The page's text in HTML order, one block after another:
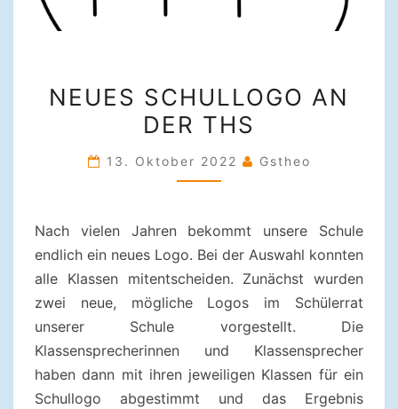
SCHULLOGO
AN
NEUES SCHULLOGO AN
DER THS
13. Oktober 2022 Gstheo
Nach vielen Jahren bekommt unsere Schule
endlich ein neues Logo. Bei der Auswahl konnten
alle Klassen mitentscheiden. Zunächst wurden
zwei neue, mögliche Logos im Schülerrat
unserer Schule vorgestellt. Die
Klassensprecherinnen und Klassensprecher
haben dann mit ihren jeweiligen Klassen für ein
Schullogo abgestimmt und das Ergebnis